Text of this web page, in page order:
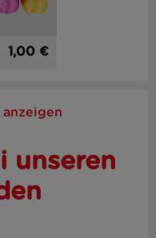
1,00 €
anzeigen
unseren